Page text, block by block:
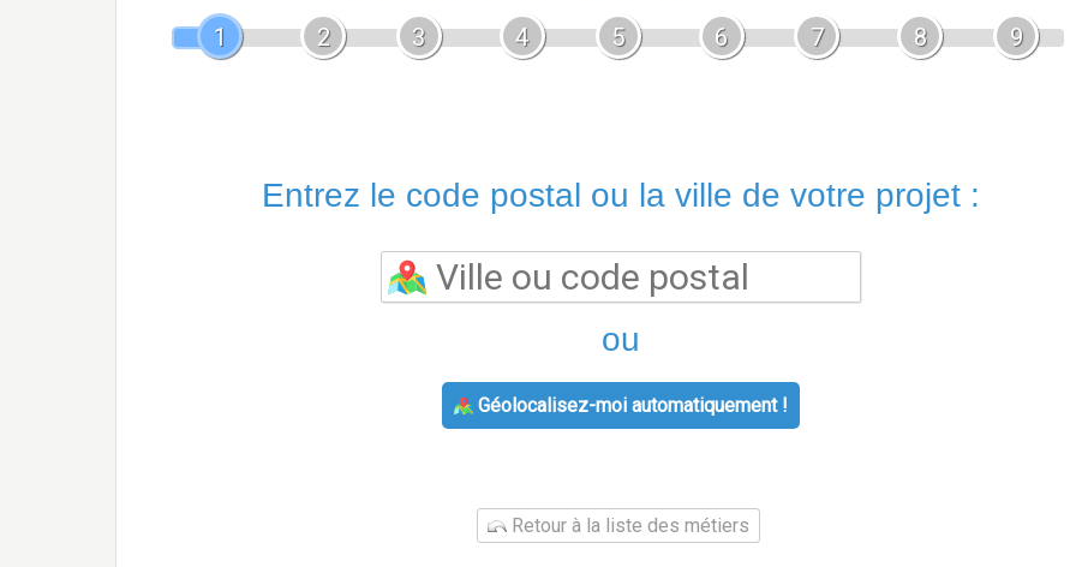
1
2 3 4 5 6 7 8 9
Entrez le code postal ou la ville de votre projet :
ou
Géolocalisez-moi automatiquement !
Retour à la liste des métiers